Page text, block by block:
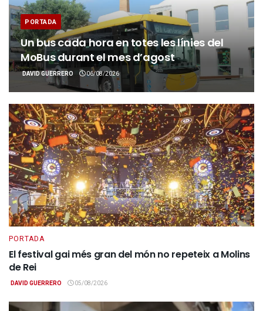
PORTADA
Un bus cada hora en totes les línies del
MoBus durant el mes d’agost
DAVID GUERRERO 06/08/2026
PORTADA
El festival gai més gran del món no repeteix a Molins
de Rei
DAVID GUERRERO 05/08/2026